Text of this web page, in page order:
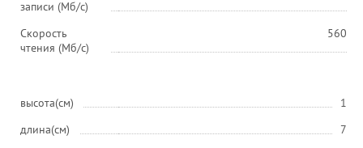
записи (Мб/с)
Скорость
чтения (Мб/с)
560
высота(см)
1
длина(см)
7